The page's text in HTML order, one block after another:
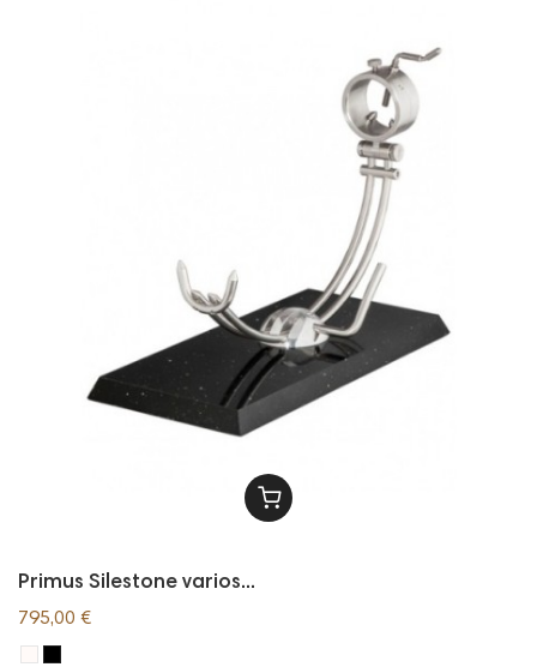
Primus Silestone varios...
795,00 €